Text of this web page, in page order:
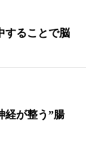
することで脳
経が整う”腸